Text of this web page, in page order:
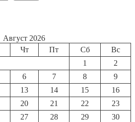
Август 2026
Чт Пт Сб
Вс
1
2
6 7 8
9
13 14 15
16
20 21 22
23
27 28 29
30